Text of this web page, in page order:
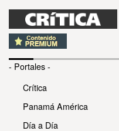
- Portales -
Crítica
Panamá América
Día a Día